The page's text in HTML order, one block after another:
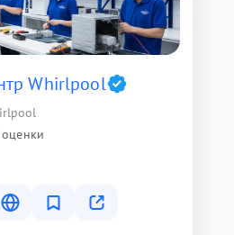
Whirlpool